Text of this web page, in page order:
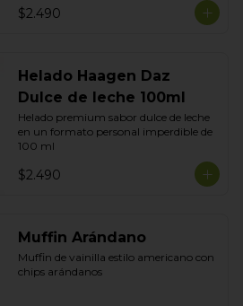
$2.490
Helado Haagen Daz
Dulce de leche 100ml
Helado premium sabor dulce de leche
en un formato personal imperdible de
100 ml
$2.490
Muffin Arándano
Muffin de vainilla estilo americano con
chips arándanos